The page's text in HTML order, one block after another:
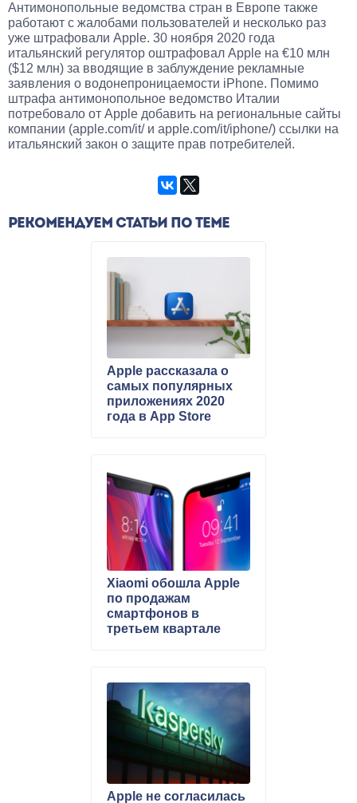
Антимонопольные ведомства стран в Европе также
работают с жалобами пользователей и несколько раз
уже штрафовали Apple. 30 ноября 2020 года
итальянский регулятор оштрафовал Apple на €10 млн
($12 млн) за вводящие в заблуждение рекламные
заявления о водонепроницаемости iPhone. Помимо
штрафа антимонопольное ведомство Италии
потребовало от Apple добавить на региональные сайты
компании (apple.com/it/ и apple.com/it/iphone/) ссылки на
итальянский закон о защите прав потребителей.
РЕКОМЕНДУЕМ СТАТЬИ ПО ТЕМЕ
Apple рассказала о
самых популярных
приложениях 2020
года в App Store
Xiaomi обошла Apple
по продажам
смартфонов в
третьем квартале
Apple не согласилась